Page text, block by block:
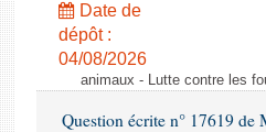
Date de
dépôt :
04/08/2026
animaux - Lutte contre les
Question écrite n° 17619 de